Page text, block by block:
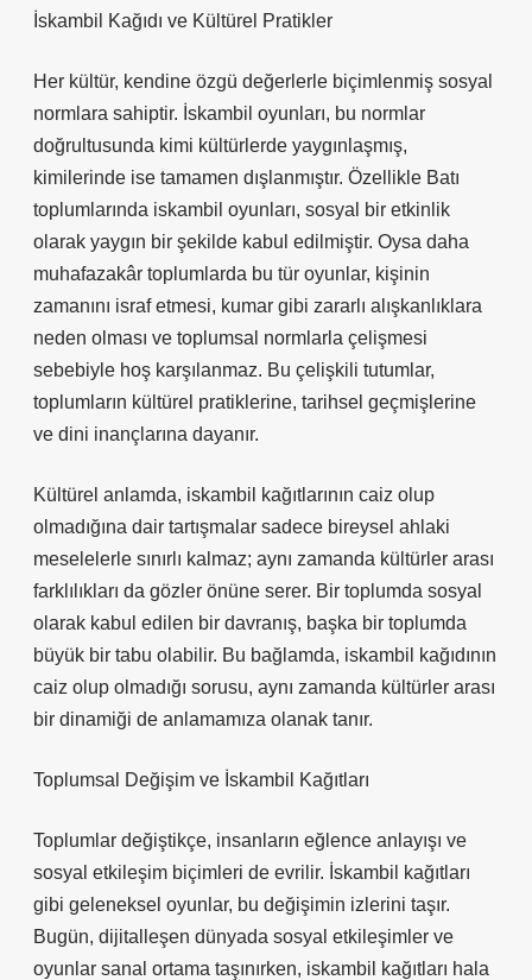
İskambil Kağıdı ve Kültürel Pratikler
Her kültür, kendine özgü değerlerle biçimlenmiş sosyal
normlara sahiptir. İskambil oyunları, bu normlar
doğrultusunda kimi kültürlerde yaygınlaşmış,
kimilerinde ise tamamen dışlanmıştır. Özellikle Batı
toplumlarında iskambil oyunları, sosyal bir etkinlik
olarak yaygın bir şekilde kabul edilmiştir. Oysa daha
muhafazakâr toplumlarda bu tür oyunlar, kişinin
zamanını israf etmesi, kumar gibi zararlı alışkanlıklara
neden olması ve toplumsal normlarla çelişmesi
sebebiyle hoş karşılanmaz. Bu çelişkili tutumlar,
toplumların kültürel pratiklerine, tarihsel geçmişlerine
ve dini inançlarına dayanır.
Kültürel anlamda, iskambil kağıtlarının caiz olup
olmadığına dair tartışmalar sadece bireysel ahlaki
meselelerle sınırlı kalmaz; aynı zamanda kültürler arası
farklılıkları da gözler önüne serer. Bir toplumda sosyal
olarak kabul edilen bir davranış, başka bir toplumda
büyük bir tabu olabilir. Bu bağlamda, iskambil kağıdının
caiz olup olmadığı sorusu, aynı zamanda kültürler arası
bir dinamiği de anlamamıza olanak tanır.
Toplumsal Değişim ve İskambil Kağıtları
Toplumlar değiştikçe, insanların eğlence anlayışı ve
sosyal etkileşim biçimleri de evrilir. İskambil kağıtları
gibi geleneksel oyunlar, bu değişimin izlerini taşır.
Bugün, dijitalleşen dünyada sosyal etkileşimler ve
oyunlar sanal ortama taşınırken, iskambil kağıtları hala